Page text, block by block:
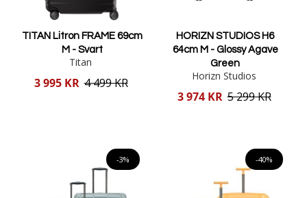
TITAN Litron FRAME 69cm
M - Svart
Titan
Reducerat
3 995 KR 4 499 KR
HORIZN STUDIOS H6
64cm M - Glossy Agave
Green
Horizn Studios
Reducerat
3 974 KR 5 299 KR
-3% -40%